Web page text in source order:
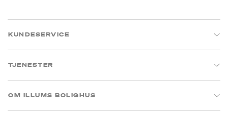
KUNDESERVICE
TJENESTER
OM ILLUMS BOLIGHUS